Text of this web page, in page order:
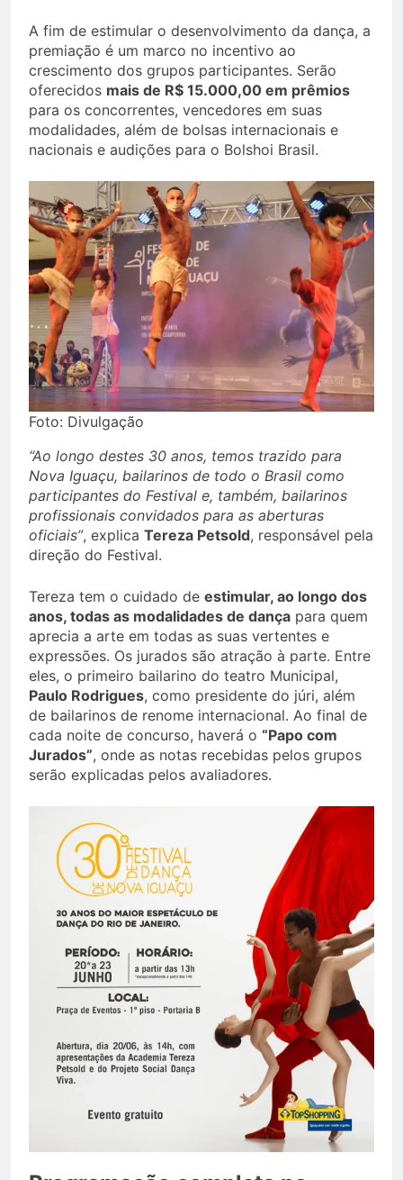
A fim de estimular o desenvolvimento da dança, a
premiação é um marco no incentivo ao
crescimento dos grupos participantes. Serão
oferecidos mais de R$ 15.000,00 em prêmios
para os concorrentes, vencedores em suas
modalidades, além de bolsas internacionais e
nacionais e audições para o Bolshoi Brasil.
Foto: Divulgação
“Ao longo destes 30 anos, temos trazido para
Nova Iguaçu, bailarinos de todo o Brasil como
participantes do Festival e, também, bailarinos
profissionais convidados para as aberturas
oficiais”, explica Tereza Petsold, responsável pela
direção do Festival.
Tereza tem o cuidado de estimular, ao longo dos
anos, todas as modalidades de dança para quem
aprecia a arte em todas as suas vertentes e
expressões. Os jurados são atração à parte. Entre
eles, o primeiro bailarino do teatro Municipal,
Paulo Rodrigues, como presidente do júri, além
de bailarinos de renome internacional. Ao final de
cada noite de concurso, haverá o “Papo com
Jurados”, onde as notas recebidas pelos grupos
serão explicadas pelos avaliadores.